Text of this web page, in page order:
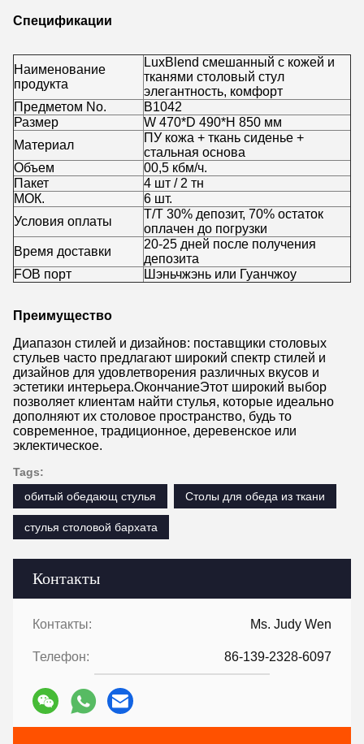
Контакты
Контакты: Ms. Judy Wen
Телефон: 86-139-2328-6097
Спецификации
Наименование
продукта
LuxBlend смешанный с кожей и
тканями столовый стул
элегантность, комфорт
Предметом No.
B1042
Размер
W 470*D 490*H 850 мм
Материал
ПУ кожа + ткань сиденье +
стальная основа
Объем
00,5 кбм/ч.
Пакет
4 шт / 2 тн
МОК.
6 шт.
Условия оплаты
Т/Т 30% депозит, 70% остаток
оплачен до погрузки
Время доставки
20-25 дней после получения
депозита
FOB порт
Шэньчжэнь или Гуанчжоу
Преимущество
Диапазон стилей и дизайнов: поставщики столовых
стульев часто предлагают широкий спектр стилей и
дизайнов для удовлетворения различных вкусов и
эстетики интерьера.ОкончаниеЭтот широкий выбор
позволяет клиентам найти стулья, которые идеально
дополняют их столовое пространство, будь то
современное, традиционное, деревенское или
эклектическое.
Tags:
обитый обедающ стулья
Столы для обеда из ткани
стулья столовой бархата